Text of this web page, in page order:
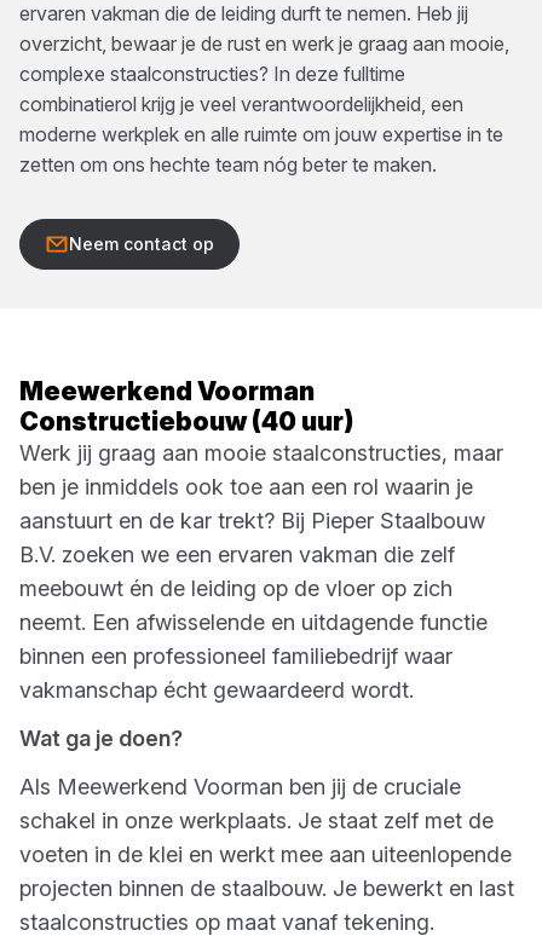
ervaren vakman die de leiding durft te nemen. Heb jij
overzicht, bewaar je de rust en werk je graag aan mooie,
complexe staalconstructies? In deze fulltime
combinatierol krijg je veel verantwoordelijkheid, een
moderne werkplek en alle ruimte om jouw expertise in te
zetten om ons hechte team nóg beter te maken.
Neem contact op
Meewerkend Voorman
Constructiebouw (40 uur)
Werk jij graag aan mooie staalconstructies, maar
ben je inmiddels ook toe aan een rol waarin je
aanstuurt en de kar trekt? Bij Pieper Staalbouw
B.V. zoeken we een ervaren vakman die zelf
meebouwt én de leiding op de vloer op zich
neemt. Een afwisselende en uitdagende functie
binnen een professioneel familiebedrijf waar
vakmanschap écht gewaardeerd wordt.
Wat ga je doen?
Als Meewerkend Voorman ben jij de cruciale
schakel in onze werkplaats. Je staat zelf met de
voeten in de klei en werkt mee aan uiteenlopende
projecten binnen de staalbouw. Je bewerkt en last
staalconstructies op maat vanaf tekening.